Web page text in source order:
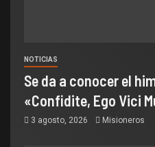
NOTICIAS
Se da a conocer el
«Confidite, Ego Vici
3 agosto, 2026 Misioneros